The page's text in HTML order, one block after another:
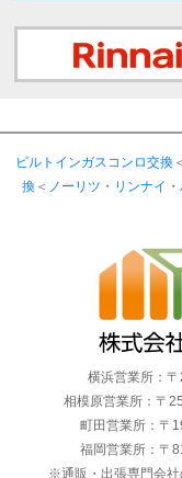
ビルトインガスコンロ交換 ＜
換 ＜ ノーリツ ・ リンナイ ・
横浜営業所：
相模原営業所：〒
町田営業所：〒
福岡営業所：〒
※通販・出張専門会社